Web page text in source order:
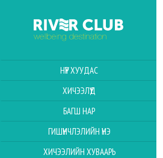
НҮҮР ХУУДАС
ХИЧЭЭЛҮҮД
БАГШ НАР
ГИШҮҮНЧЛЭЛИЙН ҮНЭ
ХИЧЭЭЛИЙН ХУВААРЬ